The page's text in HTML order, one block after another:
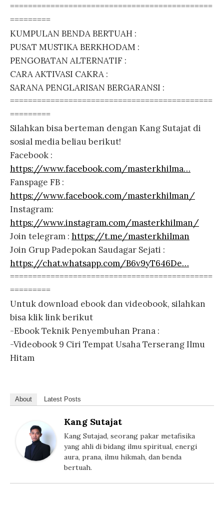
=============================================
=========
KUMPULAN BENDA BERTUAH :
PUSAT MUSTIKA BERKHODAM :
PENGOBATAN ALTERNATIF :
CARA AKTIVASI CAKRA :
SARANA PENGLARISAN BERGARANSI :
=============================================
=========
Silahkan bisa berteman dengan Kang Sutajat di
sosial media beliau berikut!
Facebook :
https://www.facebook.com/masterkhilma…
Fanspage FB :
https://www.facebook.com/masterkhilman/
Instagram:
https://www.instagram.com/masterkhilman/
Join telegram : https://t.me/masterkhilman
Join Grup Padepokan Saudagar Sejati :
https://chat.whatsapp.com/B6v9yT646De…
=============================================
=========
Untuk download ebook dan videobook, silahkan
bisa klik link berikut
-Ebook Teknik Penyembuhan Prana :
-Videobook 9 Ciri Tempat Usaha Terserang Ilmu
Hitam
About Latest Posts
Kang Sutajat
Kang Sutajad, seorang pakar metafisika
yang ahli di bidang ilmu spiritual, energi
aura, prana, ilmu hikmah, dan benda
bertuah.